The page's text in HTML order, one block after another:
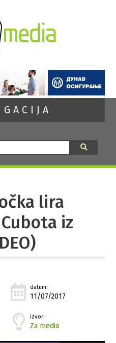
lira
iz
datum:
11/07/2017
izvor:
Za media